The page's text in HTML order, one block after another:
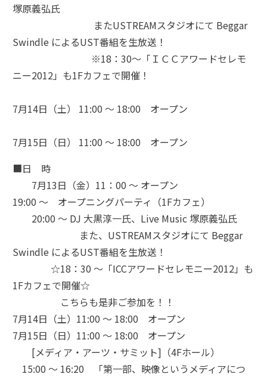
塚原義弘氏
またUSTREAMスタジオにて Beggar
Swindle によるUST番組を生放送！
※18：30～「ＩＣＣアワードセレモ
ニー2012」も1Fカフェで開催！
7月14日（土） 11:00 ～ 18:00 オープン
7月15日（日） 11:00 ～ 18:00 オープン
■日 時
7月13日（金）11：00 ～ オープン
19:00 ～ オープニングパーティ（1Fカフェ）
20:00 ～ DJ 大黒淳一氏、Live Music 塚原義弘氏
また、USTREAMスタジオにて Beggar
Swindle によるUST番組を生放送！
☆18：30 ～「ICCアワードセレモニー2012」も
1Fカフェで開催☆
こちらも是非ご参加を！！
7月14日（土）11:00 ～ 18:00 オープン
7月15日（日）11:00 ～ 18:00 オープン
[メディア・アーツ・サミット]（4Fホール）
15:00 ～ 16:20 「第一部、映像というメディアにつ